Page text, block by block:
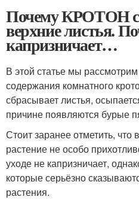
Почему КРОТОН
верхние листья.
капризничает…
В этой статье мы
содержания комнатного
сбрасывает листья,
причине появляются бурые
Стоит заранее отметить, что
растение не особо
уходе не капризничает,
которые серьёзно
растения.